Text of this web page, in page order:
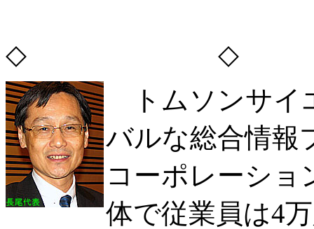
◇ ◇
トムソンサイ
バルな総合情報
コーポレーショ
体で従業員は4